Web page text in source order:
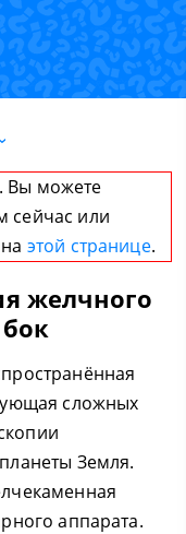
Вы можете
сейчас или
этой странице.
желчного
сложных
Земля.
аппарата.